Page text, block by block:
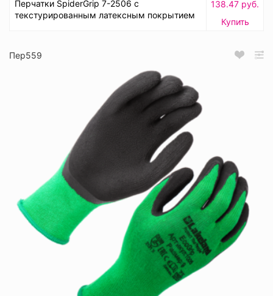
Перчатки SpiderGrip 7-2506 с
текстурированным латексным покрытием
138.47 руб.
Купить
Пер559